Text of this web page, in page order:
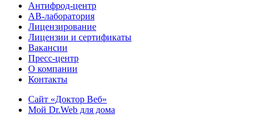
Антифрод-центр
АВ-лаборатория
Лицензирование
Лицензии и сертификаты
Вакансии
Пресс-центр
О компании
Контакты
Сайт «Доктор Веб»
Мой Dr.Web для дома